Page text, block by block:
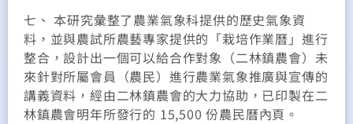
七、 本研究彙整了農業氣象科提供的歷史氣象資
料，並與農試所農藝專家提供的「栽培作業曆」進行
整合，設計出一個可以給合作對象（二林鎮農會）未
來針對所屬會員（農民）進行農業氣象推廣與宣傳的
講義資料，經由二林鎮農會的大力協助，已印製在二
林鎮農會明年所發行的 15,500 份農民曆內頁。